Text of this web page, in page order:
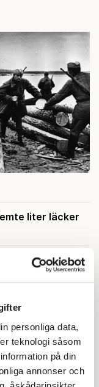
personliga data,
teknologi såsom
på din
annonser och
liter läcker
drömde
som sägs